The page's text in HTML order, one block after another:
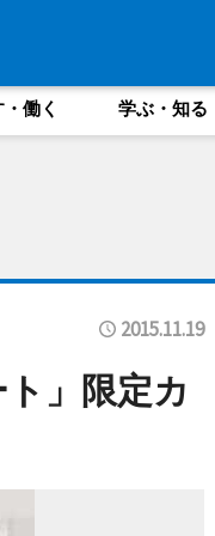
働く 学ぶ・知る
2015.11.19
」限定カ